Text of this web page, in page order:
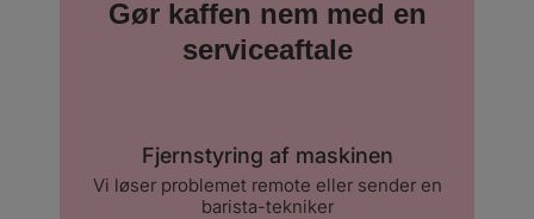
Gør kaffen nem med en
serviceaftale
Fjernstyring af maskinen
Vi løser problemet remote eller sender en
barista-tekniker